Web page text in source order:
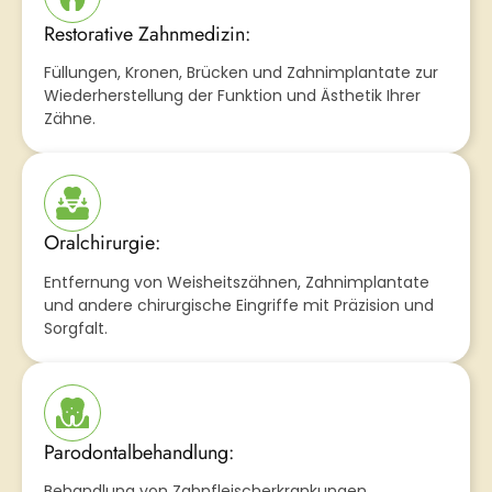
Restorative Zahnmedizin:
Füllungen, Kronen, Brücken und Zahnimplantate zur
Wiederherstellung der Funktion und Ästhetik Ihrer
Zähne.
Oralchirurgie:
Entfernung von Weisheitszähnen, Zahnimplantate
und andere chirurgische Eingriffe mit Präzision und
Sorgfalt.
Parodontalbehandlung: